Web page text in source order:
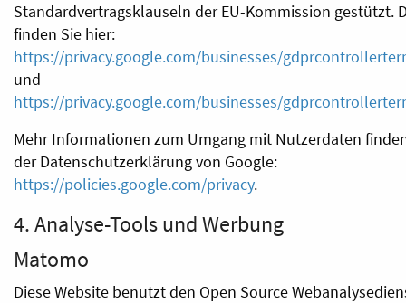
Standardvertragsklauseln der EU-Kommission gestützt.
finden Sie hier:
https://privacy.google.com/businesses/
und
https://privacy.google.com/businesses/
Mehr Informationen zum Umgang mit Nutzerdaten
der Datenschutzerklärung von Google:
https://policies.google.com/privacy.
4. Analyse-Tools und Werbung
Matomo
Diese Website benutzt den Open Source